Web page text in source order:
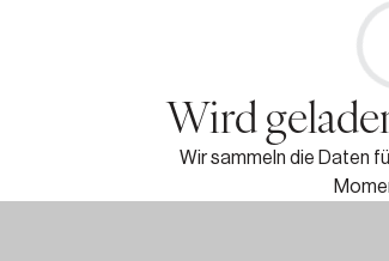
Wird
Wir sammeln die Daten